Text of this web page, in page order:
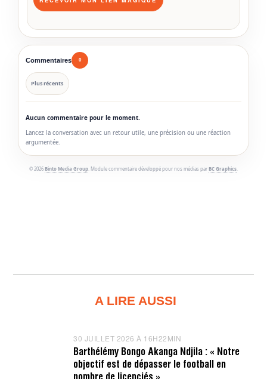
Commentaires 0
Plus récents
Aucun commentaire pour le moment.
Lancez la conversation avec un retour utile, une précision ou une réaction
argumentée.
© 2026 Binto Media Group . Module commentaire développé pour nos médias par BC Graphics
A LIRE AUSSI
30 JUILLET 2026 À 16H22MIN
0
J
U
Barthélémy Bongo Akanga Ndjila : « Notre
objectif est de dépasser le football en